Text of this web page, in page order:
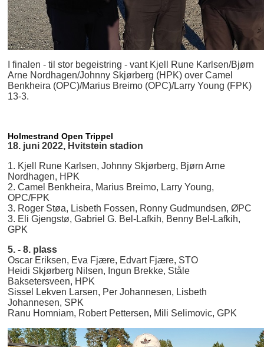
I finalen - til stor begeistring - vant Kjell Rune Karlsen/Bjørn
Arne Nordhagen/Johnny Skjørberg (HPK) over Camel
Benkheira (OPC)/Marius Breimo (OPC)/Larry Young (FPK)
13-3.
Holmestrand Open Trippel
18. juni 2022, Hvitstein stadion
1. Kjell Rune Karlsen, Johnny Skjørberg, Bjørn Arne
Nordhagen, HPK
2. Camel Benkheira, Marius Breimo, Larry Young,
OPC/FPK
3. Roger Støa, Lisbeth Fossen, Ronny Gudmundsen, ØPC
3. Eli Gjengstø, Gabriel G. Bel-Lafkih, Benny Bel-Lafkih,
GPK
5. - 8. plass
Oscar Eriksen, Eva Fjære, Edvart Fjære, STO
Heidi Skjørberg Nilsen, Ingun Brekke, Ståle
Baksetersveen, HPK
Sissel Lekven Larsen, Per Johannesen, Lisbeth
Johannesen, SPK
Ranu Homniam, Robert Pettersen, Mili Selimovic, GPK